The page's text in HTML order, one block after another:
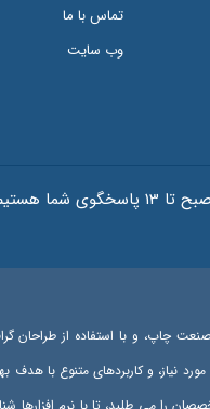
تماس با ما
وب سایت
چاپ، و با استفاده از طراحان
نیاز، و کاربردهای متنوع با